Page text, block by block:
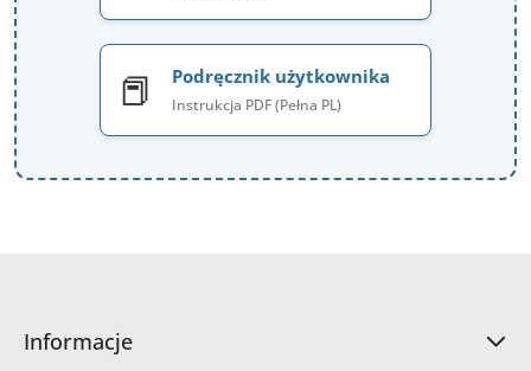
📕 Podręcznik użytkownika
Instrukcja PDF (Pełna PL)
Informacje